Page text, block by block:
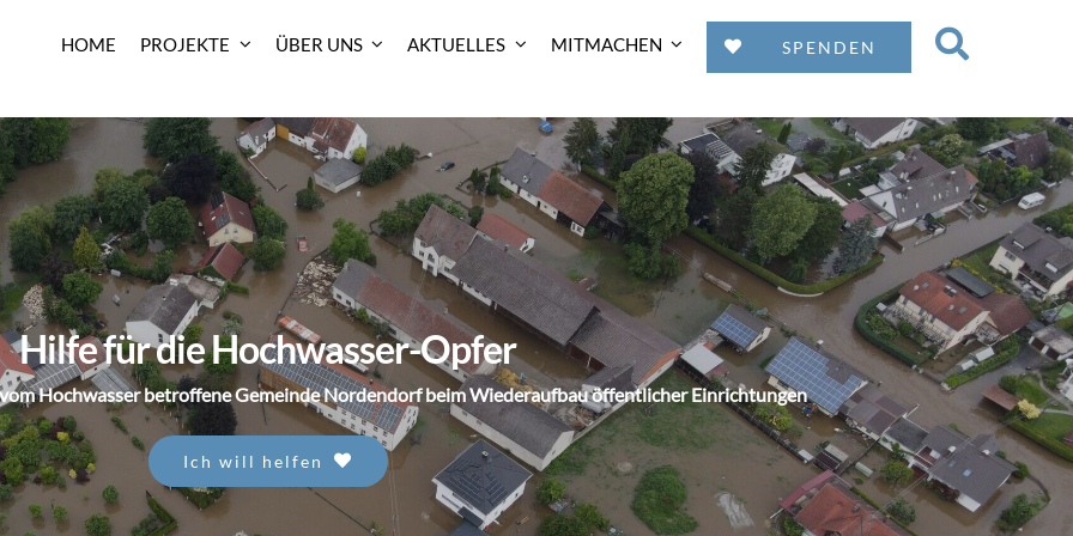
HOME PROJEKTE ÜBER UNS AKTUELLES MITMACHEN SPENDEN
Hilfe für die Hochwasser-Opfer
Hochwasser betroffene Gemeinde Nordendorf beim Wiederaufbau öffentlicher Einrichtungen
Ich will helfen